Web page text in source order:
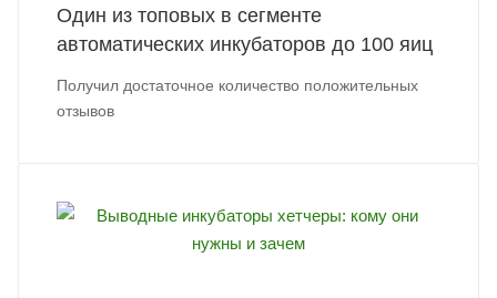
Один из топовых в сегменте
автоматических инкубаторов до 100 яиц
Получил достаточное количество положительных
отзывов